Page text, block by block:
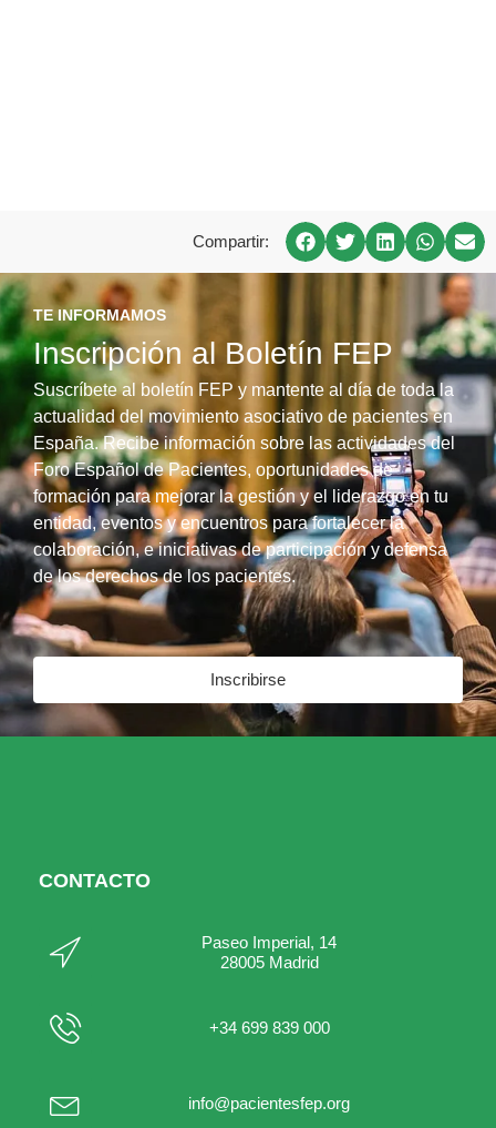
Compartir:
TE INFORMAMOS
Inscripción al Boletín FEP
Suscríbete al boletín FEP y mantente al día de toda la
actualidad del movimiento asociativo de pacientes en
España. Recibe información sobre las actividades del
Foro Español de Pacientes, oportunidades de
formación para mejorar la gestión y el liderazgo en tu
entidad, eventos y encuentros para fortalecer la
colaboración, e iniciativas de participación y defensa
de los derechos de los pacientes.
Inscribirse
CONTACTO
Paseo Imperial, 14
28005 Madrid
+34 699 839 000
info@pacientesfep.org